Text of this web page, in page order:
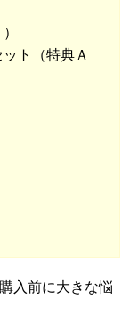
ト（特典Ａ
入前に大きな悩